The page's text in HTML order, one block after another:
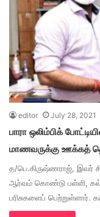
editor July 28, 2021
பாரா ஒலிம்பிக்
மாணவருக்கு ஊக்கத்
த/பெ.கிருஷ்ணராஜ், இவர்
ஆர்வம் கொண்டு பள்ளி,
பரிசுகளைப் பெற்றுள்ளார்.